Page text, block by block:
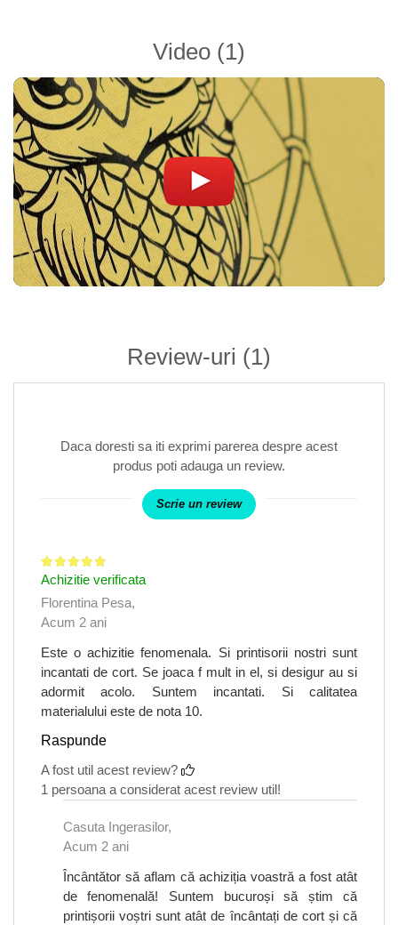
Video (1)
Review-uri (1)
Daca doresti sa iti exprimi parerea despre acest
produs poti adauga un review.
Scrie un review
Achizitie verificata
Florentina Pesa,
Acum 2 ani
Este o achizitie fenomenala. Si printisorii nostri sunt
incantati de cort. Se joaca f mult in el, si desigur au si
adormit acolo. Suntem incantati. Si calitatea
materialului este de nota 10.
Raspunde
A fost util acest review?
1 persoana a considerat acest review util!
Casuta Ingerasilor,
Acum 2 ani
Încântător să aflam că achiziția voastră a fost atât
de fenomenală! Suntem bucuroși să știm că
printișorii voștri sunt atât de încântați de cort și că